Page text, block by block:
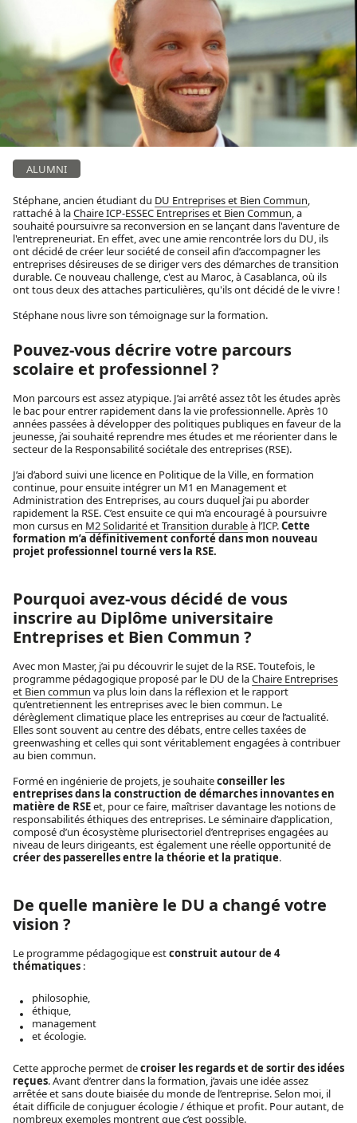
ALUMNI
Stéphane, ancien étudiant du DU Entreprises et Bien Commun,
rattaché à laChaire ICP-ESSEC Entreprises et Bien Commun, a
souhaité poursuivre sa reconversion en se lançant dans l'aventure de
l'entrepreneuriat. En effet, avec une amie rencontrée lors du DU, ils
ont décidé de créer leur société de conseil afin d’accompagner les
entreprises désireuses de se diriger vers des démarches de transition
durable. Ce nouveau challenge, c'est au Maroc, à Casablanca, où ils
ont tous deux des attaches particulières, qu'ils ont décidé de le vivre !
Stéphane nous livre son témoignage sur la formation.
Pouvez-vous décrire votre parcours
scolaire et professionnel ?
Mon parcours est assez atypique. J’ai arrêté assez tôt les études après
le bac pour entrer rapidement dans la vie professionnelle. Après 10
années passées à développer des politiques publiques en faveur de la
jeunesse, j’ai souhaité reprendre mes études et me réorienter dans le
secteur de la Responsabilité sociétale des entreprises (RSE).
J’ai d’abord suivi une licence en Politique de la Ville, en formation
continue, pour ensuite intégrer un M1 en Management et
Administration des Entreprises, au cours duquel j’ai pu aborder
rapidement la RSE. C’est ensuite ce qui m’a encouragé à poursuivre
mon cursus en M2 Solidarité et Transition durableà l’ICP.Cette
formation m’a définitivement conforté dans mon nouveau
projet professionnel tourné vers la RSE.
Pourquoi avez-vous décidé de vous
inscrire au Diplôme universitaire
Entreprises et Bien Commun ?
Avec mon Master, j’ai pu découvrir le sujet de la RSE. Toutefois, le
programme pédagogique proposé par le DU de laChaire Entreprises
et Bien commun va plus loin dans la réflexion et le rapport
qu’entretiennent les entreprises avec le bien commun. Le
dérèglement climatique place les entreprises au cœur de l’actualité.
Elles sont souvent au centre des débats, entre celles taxées de
greenwashing et celles qui sont véritablement engagées à contribuer
au bien commun.
Formé en ingénierie de projets, je souhaiteconseiller les
entreprises dans la construction de démarches innovantes en
matière de RSEet, pour ce faire, maîtriser davantage les notions de
responsabilités éthiques des entreprises. Le séminaire d’application,
composé d’un écosystème plurisectoriel d’entreprises engagées au
niveau de leurs dirigeants, est également une réelle opportunité de
créer des passerelles entre la théorie et la pratique.
De quelle manière le DU a changé votre
vision ?
Le programme pédagogique estconstruit autour de 4
thématiques :
philosophie,
éthique,
management
et écologie.
Cette approche permet decroiser les regards et de sortir des idées
reçues. Avant d’entrer dans la formation, j’avais une idée assez
arrêtée et sans doute biaisée du monde de l’entreprise. Selon moi, il
était difficile de conjuguer écologie / éthique et profit. Pour autant, de
nombreux exemples montrent que c’est possible.